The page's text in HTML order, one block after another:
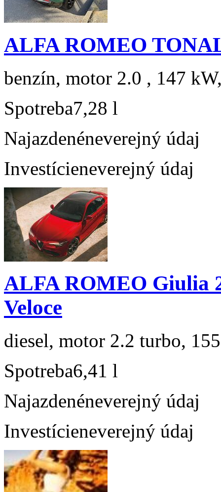
ALFA ROMEO
benzín, motor 2.0 , 147
Spotreba7,28 l
Najazdenéneverejný údaj
Investícieneverejný údaj
ALFA ROMEO Giulia
Veloce
diesel, motor 2.2 turbo,
Spotreba6,41 l
Najazdenéneverejný údaj
Investícieneverejný údaj